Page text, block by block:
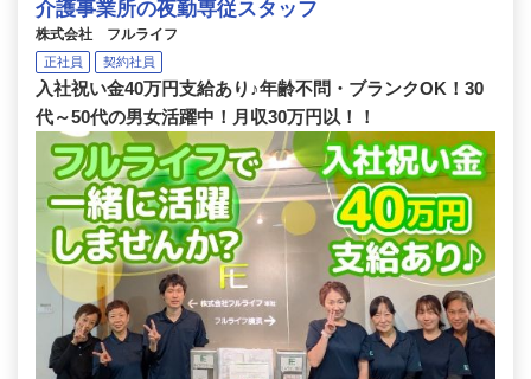
介護事業所の夜勤専従スタッフ
株式会社 フルライフ
正社員 契約社員
入社祝い金40万円支給あり♪年齢不問・ブランクOK！30
代～50代の男女活躍中！月収30万円以！！